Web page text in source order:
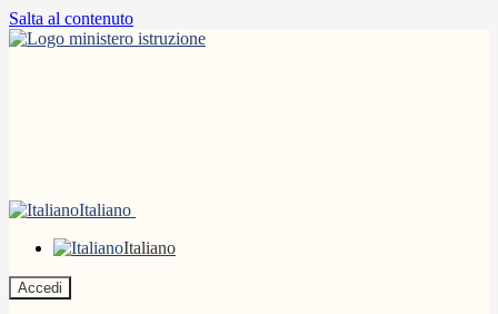
Salta al contenuto
Italiano
Italiano
Accedi